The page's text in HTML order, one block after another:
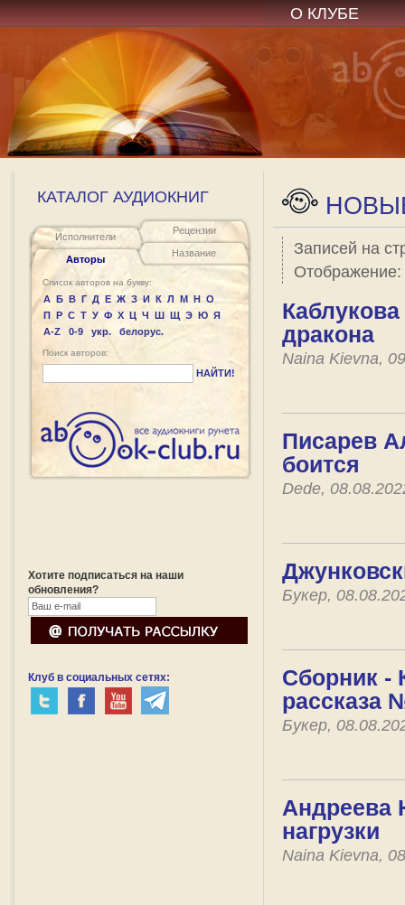
О КЛУБЕ
КАТАЛОГ АУДИОКНИГ
Исполнители
Авторы
Рецензии
Название
Список авторов на букву:
А Б В Г Д Е Ж З И К Л М Н О
П Р С Т У Ф Х Ц Ч Ш Щ Э Ю Я
A-Z
0-9 укр. белорус.
Поиск авторов:
НАЙТИ!
Хотите подписаться на наши
обновления?
Клуб в социальных сетях:
Записей на
Отображение:
дракона
Naina Kievna,
Писарев
боится
Dede,
Букер,
Сборник -
рассказа
Букер,
Андреева
нагрузки
Naina Kievna,